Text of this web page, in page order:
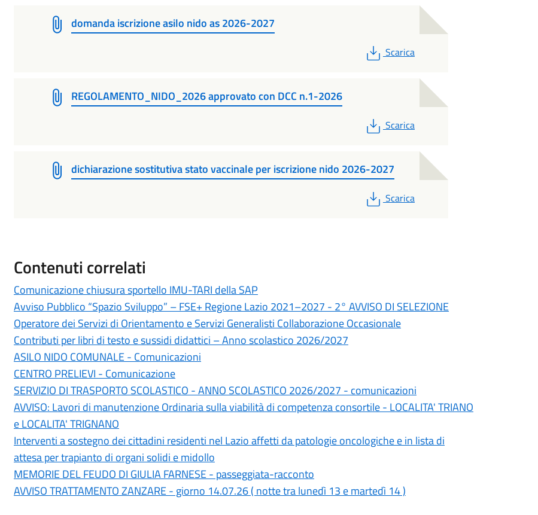
domanda iscrizione asilo nido as 2026-2027
PDF
Scarica
REGOLAMENTO_NIDO_2026 approvato con DCC n.1-2026
PDF
Scarica
dichiarazione sostitutiva stato vaccinale per iscrizione nido 2026-2027
PDF
Scarica
Contenuti correlati
Comunicazione chiusura sportello IMU-TARI della SAP
Avviso Pubblico “Spazio Sviluppo” – FSE+ Regione Lazio 2021–2027 - 2° AVVISO DI SELEZIONE
Operatore dei Servizi di Orientamento e Servizi Generalisti Collaborazione Occasionale
Contributi per libri di testo e sussidi didattici – Anno scolastico 2026/2027
ASILO NIDO COMUNALE - Comunicazioni
CENTRO PRELIEVI - Comunicazione
SERVIZIO DI TRASPORTO SCOLASTICO - ANNO SCOLASTICO 2026/2027 - comunicazioni
AVVISO: Lavori di manutenzione Ordinaria sulla viabilità di competenza consortile - LOCALITA' TRIANO
e LOCALITA' TRIGNANO
Interventi a sostegno dei cittadini residenti nel Lazio affetti da patologie oncologiche e in lista di
attesa per trapianto di organi solidi e midollo
MEMORIE DEL FEUDO DI GIULIA FARNESE - passeggiata-racconto
AVVISO TRATTAMENTO ZANZARE - giorno 14.07.26 ( notte tra lunedì 13 e martedì 14 )